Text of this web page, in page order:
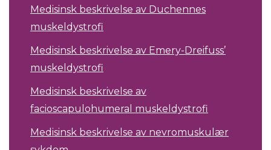
Medisinsk beskrivelse av Duchennes
muskeldystrofi
Medisinsk beskrivelse av Emery-Dreifuss’
muskeldystrofi
Medisinsk beskrivelse av
facioscapulohumeral muskeldystrofi
Medisinsk beskrivelse av nevromuskulær